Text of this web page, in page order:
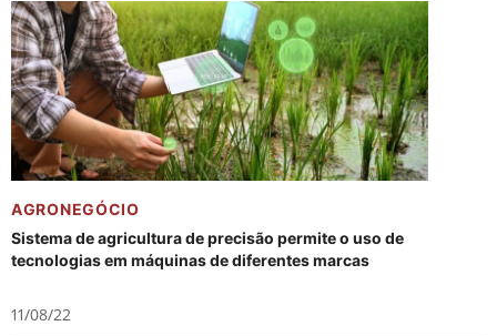
AGRONEGÓCIO
Sistema de agricultura de precisão permite o uso de
tecnologias em máquinas de diferentes marcas
11/08/22